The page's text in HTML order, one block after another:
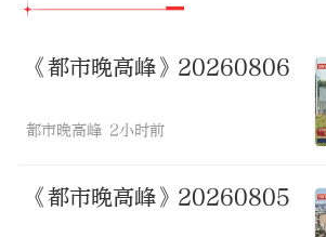
《都市晚高峰》20260806
都市晚高峰 2小时前
《都市晚高峰》20260805